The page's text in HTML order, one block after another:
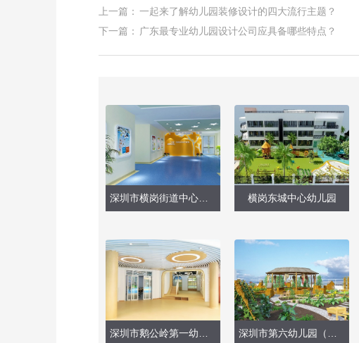
上一篇： 一起来了解幼儿园装修设计的四大流行主题？
下一篇：
广东最专业幼儿园设计公司应具备哪些特点？
横岗东城中心幼儿园